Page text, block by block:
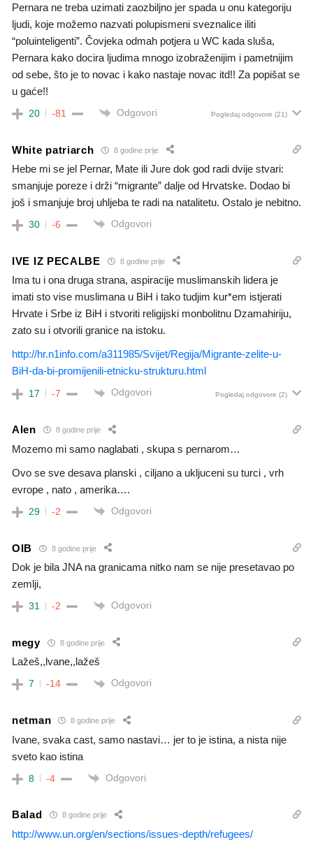
Pernara ne treba uzimati zaozbiljno jer spada u onu kategoriju
ljudi, koje možemo nazvati polupismeni sveznalice iliti
“poluinteligenti”. Čovjeka odmah potjera u WC kada sluša,
Pernara kako docira ljudima mnogo izobraženijim i pametnijim
od sebe, što je to novac i kako nastaje novac itd!! Za popišat se
u gaće!!
20 -81 Odgovori Pogledaj odgovore (21)
White patriarch 8 godine prije
Hebe mi se jel Pernar, Mate ili Jure dok god radi dvije stvari:
smanjuje poreze i drži “migrante” dalje od Hrvatske. Dodao bi
još i smanjuje broj uhljeba te radi na natalitetu. Ostalo je nebitno.
30 -6 Odgovori
IVE IZ PECALBE 8 godine prije
Ima tu i ona druga strana, aspiracije muslimanskih lidera je
imati sto vise muslimana u BiH i tako tudjim kur*em istjerati
Hrvate i Srbe iz BiH i stvoriti religijski monbolitnu Dzamahiriju,
zato su i otvorili granice na istoku.
http://hr.n1info.com/a311985/Svijet/Regija/Migrante-zelite-u-
BiH-da-bi-promijenili-etnicku-strukturu.html
17 -7 Odgovori Pogledaj odgovore (2)
Alen 8 godine prije
Mozemo mi samo naglabati , skupa s pernarom…
Ovo se sve desava planski , ciljano a ukljuceni su turci , vrh
evrope , nato , amerika….
29 -2 Odgovori
OIB 8 godine prije
Dok je bila JNA na granicama nitko nam se nije presetavao po
zemlji,
31 -2 Odgovori
megy 8 godine prije
Lažeš,,lvane,,lažeš
7 -14 Odgovori
netman 8 godine prije
Ivane, svaka cast, samo nastavi… jer to je istina, a nista nije
sveto kao istina
8 -4 Odgovori
Balad 8 godine prije
http://www.un.org/en/sections/issues-depth/refugees/